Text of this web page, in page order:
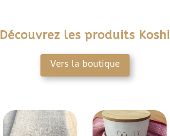
Découvrez les produits Koshi
Vers la boutique